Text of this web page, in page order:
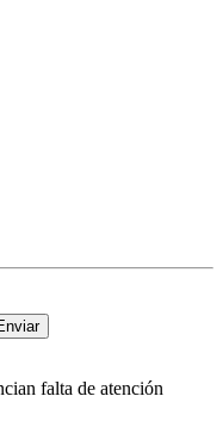
falta de atención